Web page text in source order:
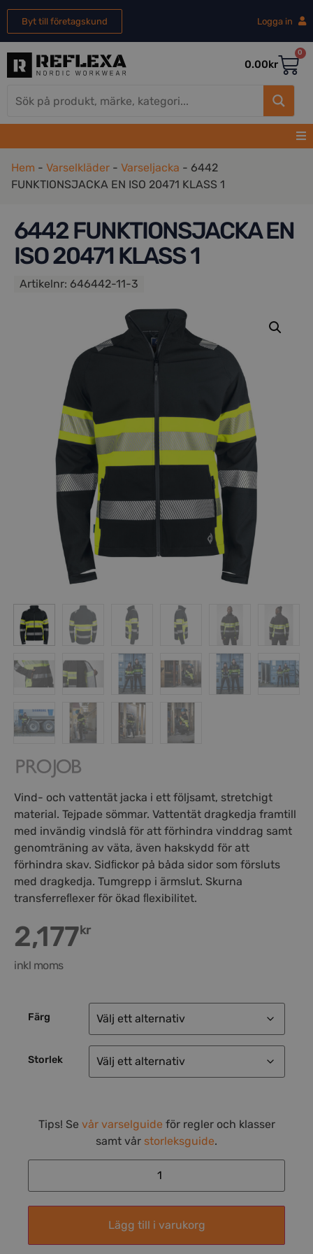
Byt till företagskund Logga in
0.00kr
0
Hem - Varselkläder - Varseljacka - 6442
FUNKTIONSJACKA EN ISO 20471 KLASS 1
6442 FUNKTIONSJACKA EN
ISO 20471 KLASS 1
Artikelnr: 646442-11-3
Vind- och vattentät jacka i ett följsamt, stretchigt
material. Tejpade sömmar. Vattentät dragkedja framtill
med invändig vindslå för att förhindra vinddrag samt
genomträning av väta, även hakskydd för att
förhindra skav. Sidﬁckor på båda sidor som försluts
med dragkedja. Tumgrepp i ärmslut. Skurna
transferreﬂexer för ökad ﬂexibilitet.
2,177kr
inkl moms
Färg
Storlek
Tips! Se vår varselguide för regler och klasser
samt vår storleksguide.
Lägg till i varukorg